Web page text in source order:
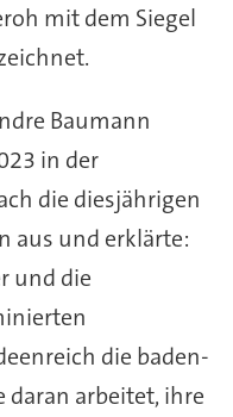
mit dem Siegel
Baumann
in der
die diesjährigen
aus und erklärte:
und die
die baden-
arbeitet, ihre